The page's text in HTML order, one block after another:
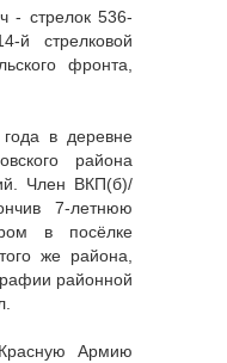
- стрелок 536-
й стрелковой
фронта,
в деревне
района
Член ВКП(б)/
7-летнюю
в посёлке
же района,
районной
Армию